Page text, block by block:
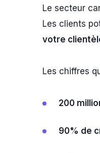
Le secteur
Les clients
votre
Les chiffres
200
90% de